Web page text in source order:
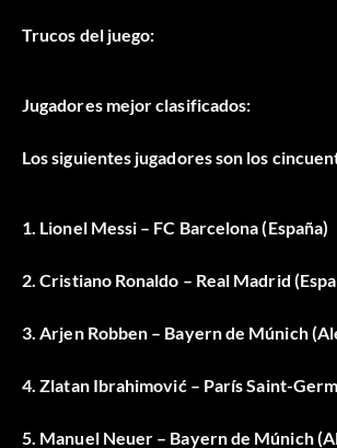
Trucos del juego:
Jugadores mejor clasificados:
Los siguientes jugadores son los
1. Lionel Messi – FC Barcelona (España)
2. Cristiano Ronaldo – Real Madrid
3. Arjen Robben – Bayern de Múnich
4. Zlatan Ibrahimović – París Saint-
5. Manuel Neuer – Bayern de Múnich